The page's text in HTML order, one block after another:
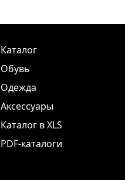
Каталог
Обувь
Одежда
Аксессуары
Каталог в XLS
PDF-каталоги